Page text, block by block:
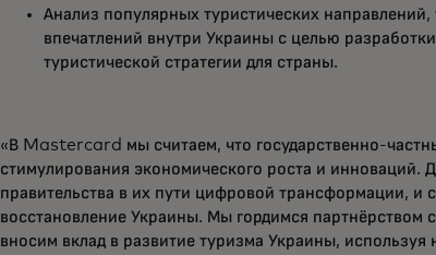
Анализ популярных туристических направлений,
впечатлений внутри Украины с целью
туристической стратегии для страны.
«В Mastercard мы считаем, что государственно-
стимулирования экономического роста и инноваций.
правительства в их пути цифровой трансформации, и
восстановление Украины. Мы гордимся партнёрством
вносим вклад в развитие туризма Украины, используя